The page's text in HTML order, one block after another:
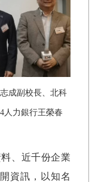
成副校長、北科
人力銀行王榮春
、近千份企業
資訊，以知名